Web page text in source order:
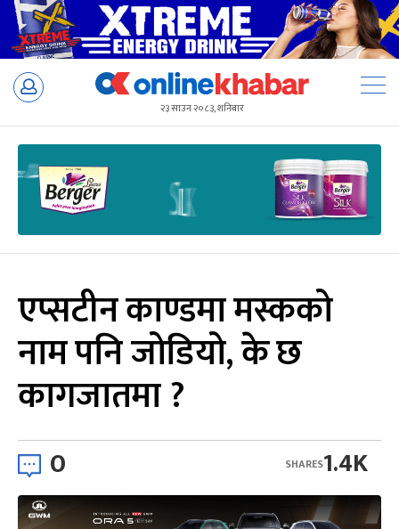
Skip
२३ साउन २०८३, शनिबार
एप्सटीन काण्डमा मस्कको
नाम पनि जोडियो, के छ
कागजातमा ?
0 1.4K
SHARES